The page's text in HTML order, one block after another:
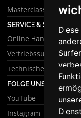
Masterclass
SERVICE & SUPPORT
Online Handbuch
Vertriebssupport
Technischer Support
FOLGE UNS
YouTube
Instagram